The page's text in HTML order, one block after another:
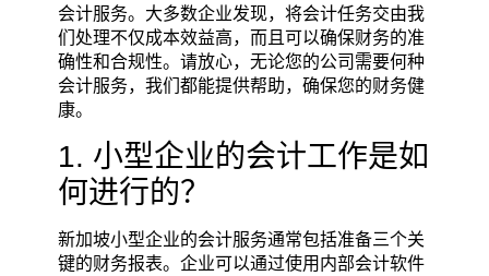
会计服务。大多数企业发现，将会计任务交由我
们处理不仅成本效益高，而且可以确保财务的准
确性和合规性。请放心，无论您的公司需要何种
会计服务，我们都能提供帮助，确保您的财务健
康。
1. 小型企业的会计工作是如
何进行的？
新加坡小型企业的会计服务通常包括准备三个关
键的财务报表。企业可以通过使用内部会计软件